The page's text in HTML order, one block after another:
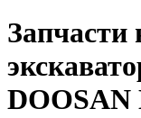
Запчасти
DOOSAN